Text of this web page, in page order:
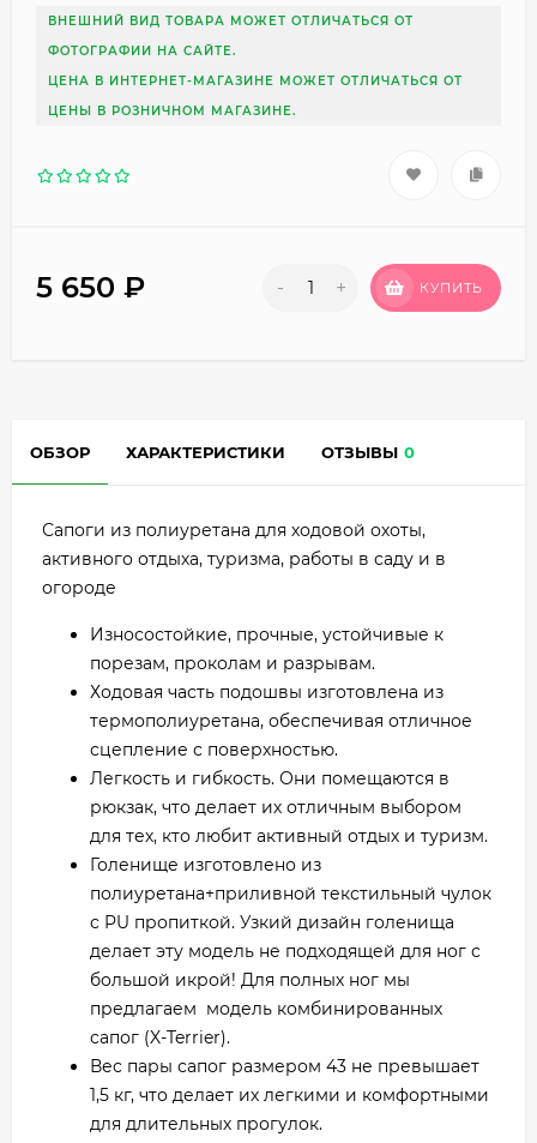
ВНЕШНИЙ ВИД ТОВАРА МОЖЕТ ОТЛИЧАТЬСЯ ОТ
ФОТОГРАФИИ НА САЙТЕ.
ЦЕНА В ИНТЕРНЕТ-МАГАЗИНЕ МОЖЕТ ОТЛИЧАТЬСЯ ОТ
ЦЕНЫ В РОЗНИЧНОМ МАГАЗИНЕ.
5 650 ₽ - + КУПИТЬ
ОБЗОР ХАРАКТЕРИСТИКИ ОТЗЫВЫ 0
Сапоги из полиуретана для ходовой охоты,
активного отдыха, туризма, работы в саду и в
огороде
Износостойкие, прочные, устойчивые к
порезам, проколам и разрывам.
Ходовая часть подошвы изготовлена из
термополиуретана, обеспечивая отличное
сцепление с поверхностью.
Легкость и гибкость. Они помещаются в
рюкзак, что делает их отличным выбором
для тех, кто любит активный отдых и туризм.
Голенище изготовлено из
полиуретана+приливной текстильный чулок
с PU пропиткой. Узкий дизайн голенища
делает эту модель не подходящей для ног с
большой икрой! Для полных ног мы
предлагаем модель комбинированных
сапог (X-Terrier).
Вес пары сапог размером 43 не превышает
1,5 кг, что делает их легкими и комфортными
для длительных прогулок.